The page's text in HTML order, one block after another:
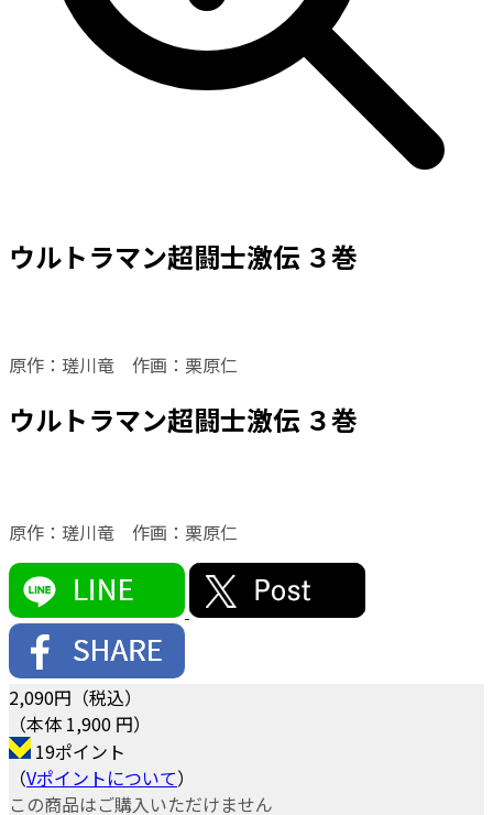
ウルトラマン超闘士激伝 ３巻
原作：瑳川竜 作画：栗原仁
ウルトラマン超闘士激伝 ３巻
原作：瑳川竜 作画：栗原仁
2,090円（税込）
（本体 1,900 円）
19ポイント
（Vポイントについて）
この商品はご購入いただけません